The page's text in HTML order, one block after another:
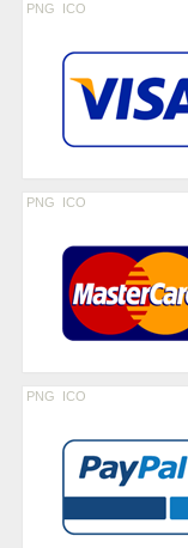
PNG ICO
PNG ICO
PNG ICO